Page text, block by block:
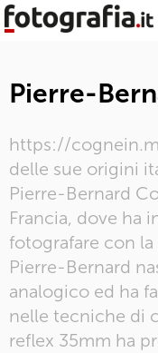
Pierre-
https://
delle sue origini
Pierre-Bernard
Francia, dove ha
fotografare con
Pierre-Bernard
analogico ed ha
nelle tecniche di
reflex 35mm ha